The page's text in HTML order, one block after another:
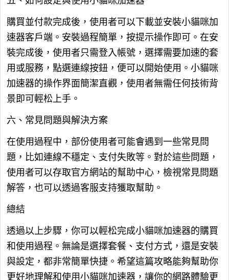
購買並付款完成後，使用者可以下載並安裝小貓咪加
速器客戶端。安裝過程簡單，按提示操作即可。在安
裝完成後，使用者只需登入帳號，選擇需要加速的套
用或服務，點選連線按鈕，便可以開始使用。小貓咪
加速器的操作界面簡潔直觀，使用者無需任何技術背
景即可輕松上手。
六、常見問題與解決方案
在使用過程中，部份使用者可能會遇到一些常見問
題，比如連線不穩定、支付失敗等。對於這些問題，
使用者可以存取官方網站的幫助中心，檢視常見問題
解答，也可以透過客服支持獲取幫助。
總結
透過以上步驟，你可以輕松完成小貓咪加速器的購買
和使用過程。無論是選擇套餐、支付方式，還是安裝
與設定，都非常簡單快捷。希望這篇攻略能夠幫助你
更好地理解和使用小貓咪加速器，讓你的網路體驗更